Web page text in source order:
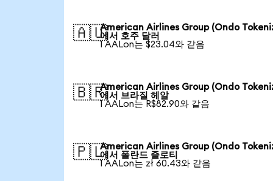
🇦🇺American Airlines Group (Ondo
에서 호주 달러
1 AALon는 $23.04와 같음
🇧🇷American Airlines Group (Ondo
에서 브라질 헤알
1 AALon는 R$82.90와 같음
🇵🇱American Airlines Group (Ondo
에서 폴란드 즐로티
1 AALon는 zł 60.43와 같음